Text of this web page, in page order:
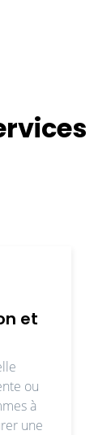
et
ou
à
une